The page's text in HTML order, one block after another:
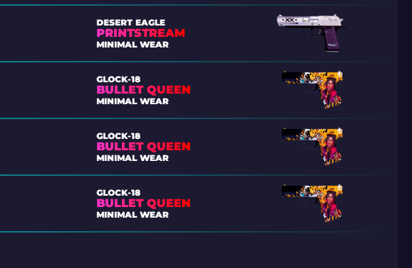
DESERT EAGLE
PRINTSTREAM
MINIMAL WEAR
GLOCK-18
BULLET QUEEN
MINIMAL WEAR
GLOCK-18
BULLET QUEEN
MINIMAL WEAR
GLOCK-18
BULLET QUEEN
MINIMAL WEAR